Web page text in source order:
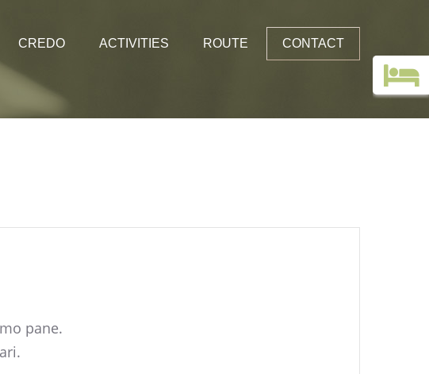
CREDO ACTIVITIES ROUTE CONTACT
pane.